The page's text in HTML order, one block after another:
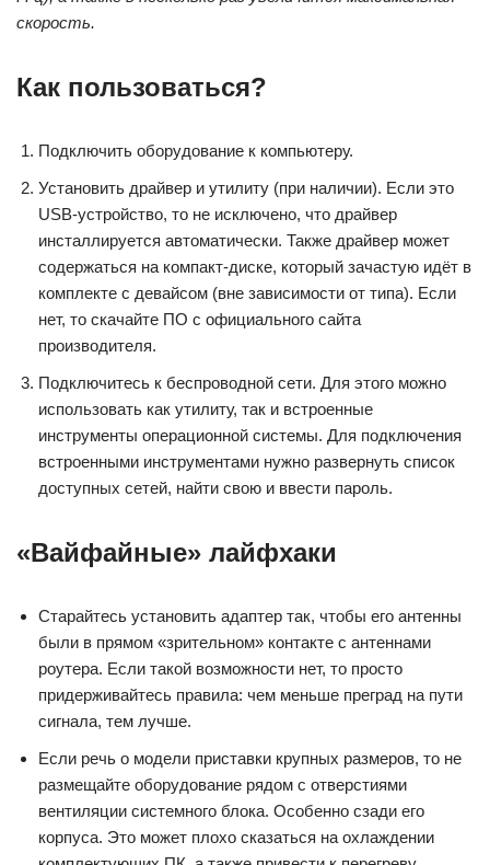
скорость.
Как пользоваться?
Подключить оборудование к компьютеру.
Установить драйвер и утилиту (при наличии). Если это
USB-устройство, то не исключено, что драйвер
инсталлируется автоматически. Также драйвер может
содержаться на компакт-диске, который зачастую идёт в
комплекте с девайсом (вне зависимости от типа). Если
нет, то скачайте ПО с официального сайта
производителя.
Подключитесь к беспроводной сети. Для этого можно
использовать как утилиту, так и встроенные
инструменты операционной системы. Для подключения
встроенными инструментами нужно развернуть список
доступных сетей, найти свою и ввести пароль.
«Вайфайные» лайфхаки
Старайтесь установить адаптер так, чтобы его антенны
были в прямом «зрительном» контакте с антеннами
роутера. Если такой возможности нет, то просто
придерживайтесь правила: чем меньше преград на пути
сигнала, тем лучше.
Если речь о модели приставки крупных размеров, то не
размещайте оборудование рядом с отверстиями
вентиляции системного блока. Особенно сзади его
корпуса. Это может плохо сказаться на охлаждении